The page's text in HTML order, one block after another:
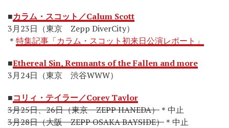
■カラム・スコット／Calum Scott
3月23日（東京 Zepp DiverCity）
＊ 特集記事「カラム・スコット初来日公演レポート」
■Ethereal Sin, Remnants of the Fallen and more
3月24日（東京 渋谷WWW）
■コリィ・テイラー／Corey Taylor
3月25日、26日（東京 ZEPP HANEDA） ＊中止
3月28日（大阪 ZEPP OSAKA BAYSIDE） ＊中止